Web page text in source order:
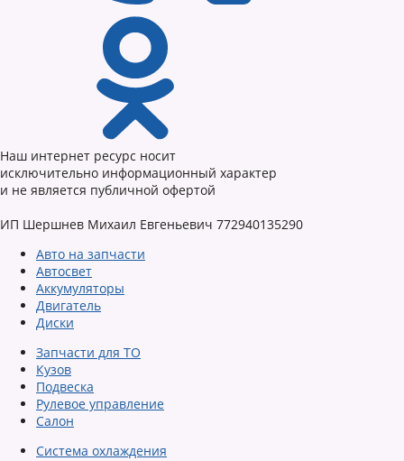
Наш интернет ресурс носит
исключительно информационный характер
и не является публичной офертой
ИП Шершнев Михаил Евгеньевич 772940135290
Авто на запчасти
Автосвет
Аккумуляторы
Двигатель
Диски
Запчасти для ТО
Кузов
Подвеска
Рулевое управление
Салон
Система охлаждения